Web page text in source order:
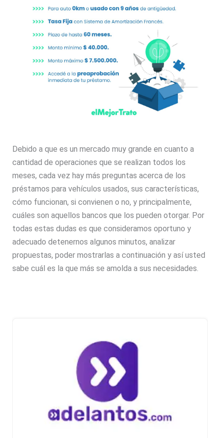
Debido a que es un mercado muy grande en cuanto a
cantidad de operaciones que se realizan todos los
meses, cada vez hay más preguntas acerca de los
préstamos para vehículos usados, sus características,
cómo funcionan, si convienen o no, y principalmente,
cuáles son aquellos bancos que los pueden otorgar. Por
todas estas dudas es que consideramos oportuno y
adecuado detenernos algunos minutos, analizar
propuestas, poder mostrarlas a continuación y así usted
sabe cuál es la que más se amolda a sus necesidades.